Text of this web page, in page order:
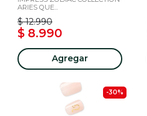
ARIES QUE...
$ 12.990
$ 8.990
Agregar
-30%